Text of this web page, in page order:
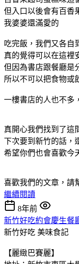
但入口以後會有百香
我婆婆還滿愛的
吃完飯，我們又各自
真的覺得可以在這裡
但因為書店跟餐廳是
所以不可以把食物或
一樓書店的人也不多
真開心我們找到了這
下次要到新竹的話，
希望你們也會喜歡今
喜歡我們的文章，請
繼續閱讀
8年前
新竹好吃約會慶生餐
新竹好吃 美味食記
【麗緻巴賽麗】